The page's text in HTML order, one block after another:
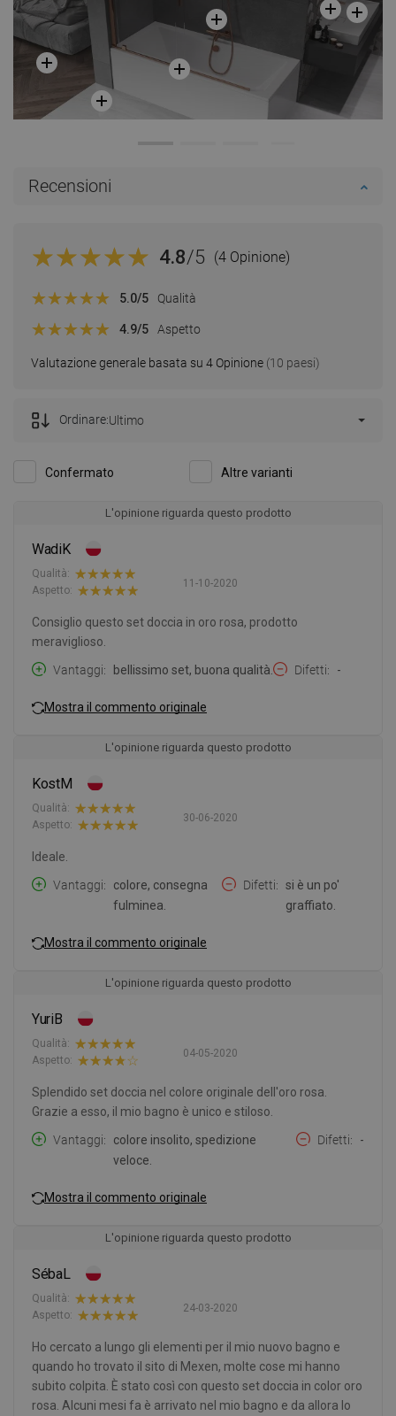
Recensioni
4.8/5 (4 Opinione)
Valutazione generale basata su 4 Opinione (10 paesi)
5.0/5 Qualità
4.9/5 Aspetto
Confermato Altre varianti
Ordinare:Ultimo
L'opinione riguarda questo prodotto
WadiK
11-10-2020
Qualità:
Aspetto:
Consiglio questo set doccia in oro rosa, prodotto
meraviglioso.
Vantaggi
bellissimo set, buona qualità. Difetti -
Mostra il commento originale
L'opinione riguarda questo prodotto
KostM
30-06-2020
Qualità:
Aspetto:
Ideale.
Vantaggi
colore, consegna
fulminea.
Difetti
si è un po'
graffiato.
Mostra il commento originale
L'opinione riguarda questo prodotto
YuriB
04-05-2020
Qualità:
Aspetto:
Splendido set doccia nel colore originale dell'oro rosa.
Grazie a esso, il mio bagno è unico e stiloso.
Vantaggi
colore insolito, spedizione
veloce.
Difetti -
Mostra il commento originale
L'opinione riguarda questo prodotto
SébaL
24-03-2020
Qualità:
Aspetto:
Ho cercato a lungo gli elementi per il mio nuovo bagno e
quando ho trovato il sito di Mexen, molte cose mi hanno
subito colpita. È stato così con questo set doccia in color oro
rosa. Alcuni mesi fa è arrivato nel mio bagno e da allora lo